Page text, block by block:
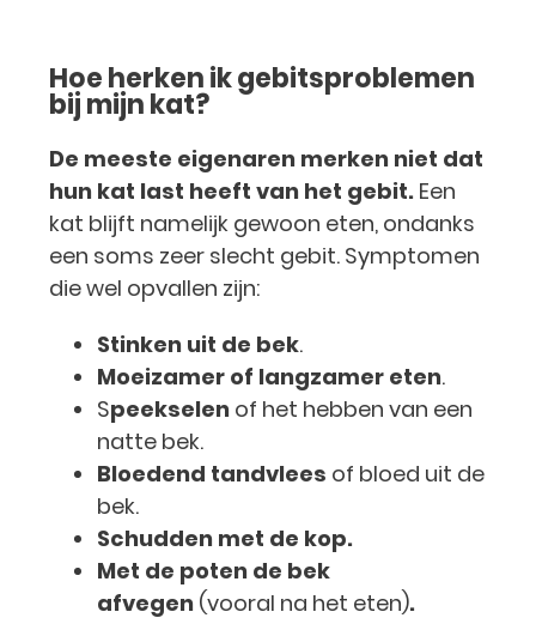
Hoe herken ik gebitsproblemen
bij mijn kat?
De meeste eigenaren merken niet dat
hun kat last heeft van het gebit. Een
kat blijft namelijk gewoon eten, ondanks
een soms zeer slecht gebit. Symptomen
die wel opvallen zijn:
Stinken uit de bek.
Moeizamer of langzamer eten.
Speekselen of het hebben van een
natte bek.
Bloedend tandvlees of bloed uit de
bek.
Schudden met de kop.
Met de poten de bek
afvegen (vooral na het eten).